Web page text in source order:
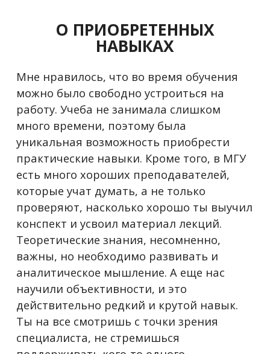
О ПРИОБРЕТЕННЫХ
НАВЫКАХ
Мне нравилось, что во время обучения
можно было свободно устроиться на
работу. Учеба не занимала слишком
много времени, поэтому была
уникальная возможность приобрести
практические навыки. Кроме того, в МГУ
есть много хороших преподавателей,
которые учат думать, а не только
проверяют, насколько хорошо ты выучил
конспект и усвоил материал лекций.
Теоретические знания, несомненно,
важны, но необходимо развивать и
аналитическое мышление. А еще нас
научили объективности, и это
действительно редкий и крутой навык.
Ты на все смотришь с точки зрения
специалиста, не стремишься